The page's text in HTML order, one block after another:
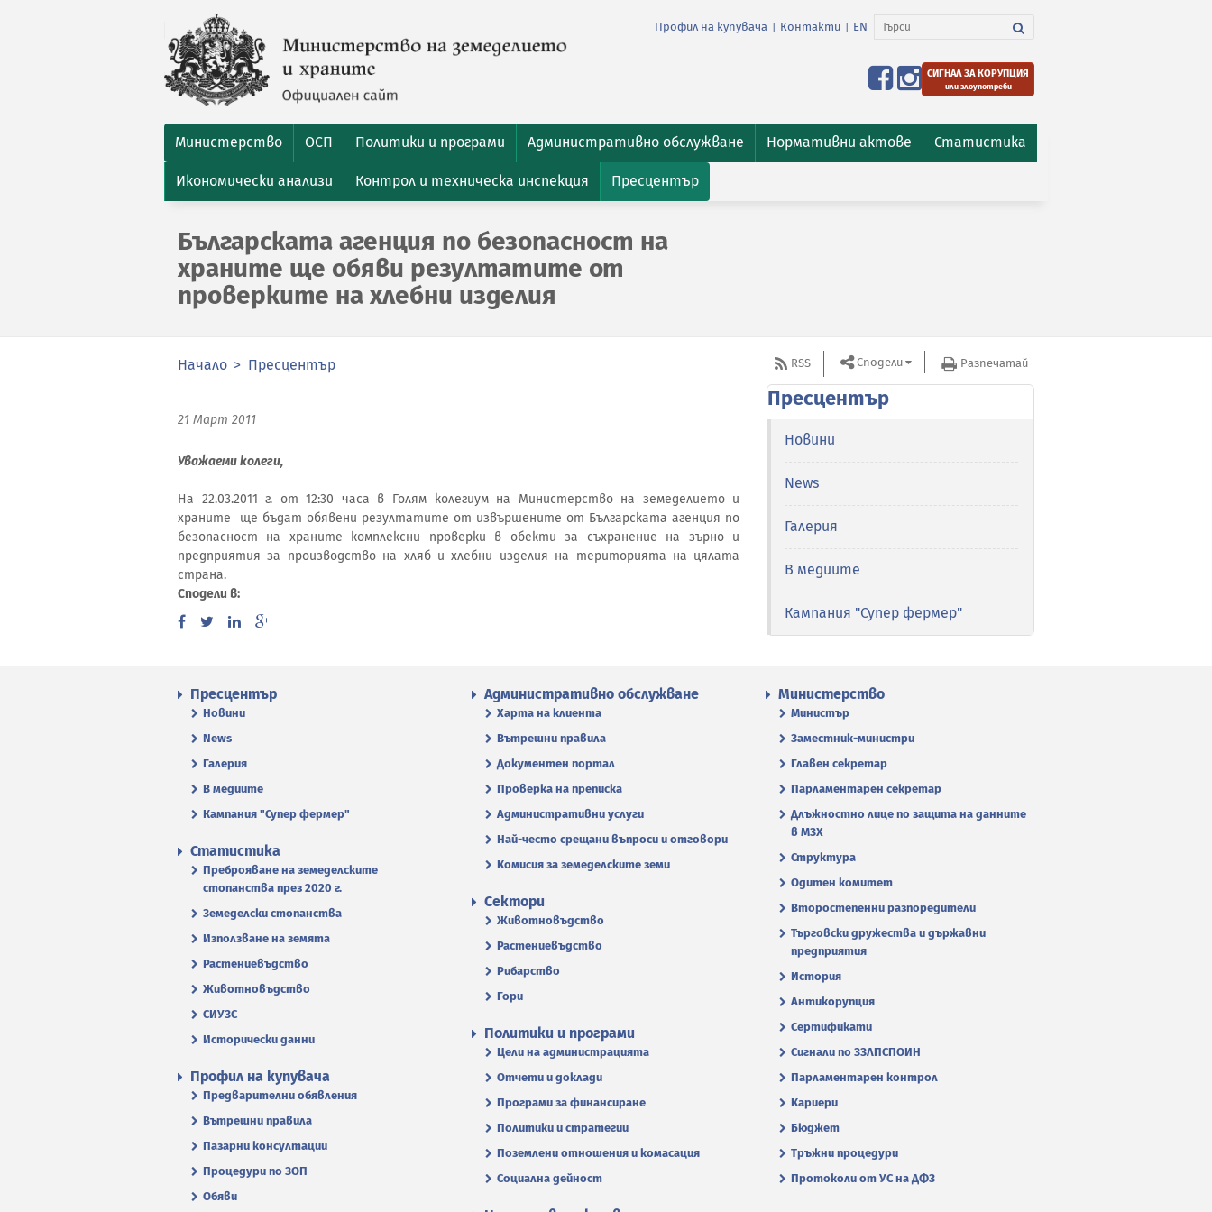
Профил на купувача Контакти EN
СИГНАЛ ЗА КОРУПЦИЯ
или злоупотреби
Министерство ОСП Политики и програми Административно обслужване Нормативни актове Статистика
Икономически анализи Контрол и техническа инспекция Пресцентър
Българската агенция по безопасност на
храните ще обяви резултатите от
проверките на хлебни изделия
Начало Пресцентър
21 Март 2011
Уважаеми колеги,
На 22.03.2011 г. от 12:30 часа в Голям колегиум на Министерство на земеделието и
храните ще бъдат обявени резултатите от извършените от Българската агенция по
безопасност на храните комплексни проверки в обекти за съхранение на зърно и
предприятия за производство на хляб и хлебни изделия на територията на цялата
страна.
Сподели в:
RSS Сподели Разпечатай
Пресцентър
Новини
News
Галерия
В медиите
Кампания "Супер фермер"
Пресцентър
Новини
News
Галерия
В медиите
Кампания "Супер фермер"
Административно обслужване
Харта на клиента
Вътрешни правила
Документен портал
Проверка на преписка
Административни услуги
Най-често срещани въпроси и отговори
Комисия за земеделските земи
Министерство
Министър
Заместник-министри
Главен секретар
Парламентарен секретар
Длъжностно лице по защита на данните
в МЗХ
Структура
Одитен комитет
Второстепенни разпоредители
Търговски дружества и държавни
предприятия
История
Антикорупция
Сертификати
Сигнали по ЗЗЛПСПОИН
Парламентарен контрол
Кариери
Бюджет
Тръжни процедури
Протоколи от УС на ДФЗ
Статистика
Преброяване на земеделските
стопанства през 2020 г.
Земеделски стопанства
Използване на земята
Растениевъдство
Животновъдство
СИУЗС
Исторически данни
Сектори
Животновъдство
Растениевъдство
Рибарство
Гори
Политики и програми
Цели на администрацията
Отчети и доклади
Програми за финансиране
Политики и стратегии
Поземлени отношения и комасация
Социална дейност
Профил на купувача
Предварителни обявления
Вътрешни правила
Пазарни консултации
Процедури по ЗОП
Обяви